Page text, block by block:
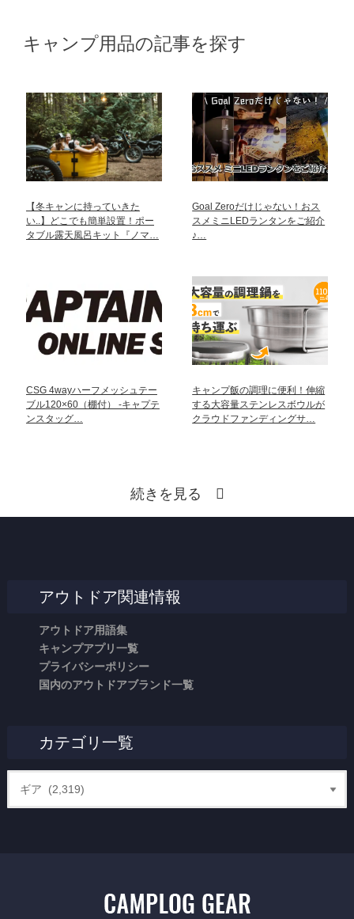
キャンプ用品の記事を探す
【冬キャンに持っていきた
い..】どこでも簡単設置！ポー
タブル露天風呂キット『ノマ…
Goal Zeroだけじゃない！おス
スメミニLEDランタンをご紹介
♪…
CSG 4wayハーフメッシュテー
ブル120×60（棚付） -キャプテ
ンスタッグ…
キャンプ飯の調理に便利！伸縮
する大容量ステンレスボウルが
クラウドファンディングサ…
続きを見る
アウトドア関連情報
アウトドア用語集
キャンプアプリ一覧
プライバシーポリシー
国内のアウトドアブランド一覧
カテゴリ一覧